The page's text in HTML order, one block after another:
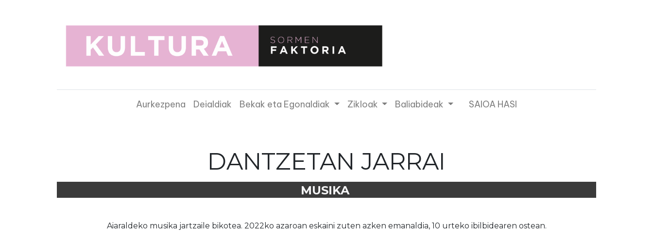
Aurkezpena Deialdiak Bekak eta Egonaldiak Zikloak Baliabideak SAIOA HASI
DANTZETAN JARRAI
MUSIKA
Aiaraldeko musika jartzaile bikotea. 2022ko azaroan eskaini zuten azken emanaldia, 10 urteko ibilbidearen ostean.